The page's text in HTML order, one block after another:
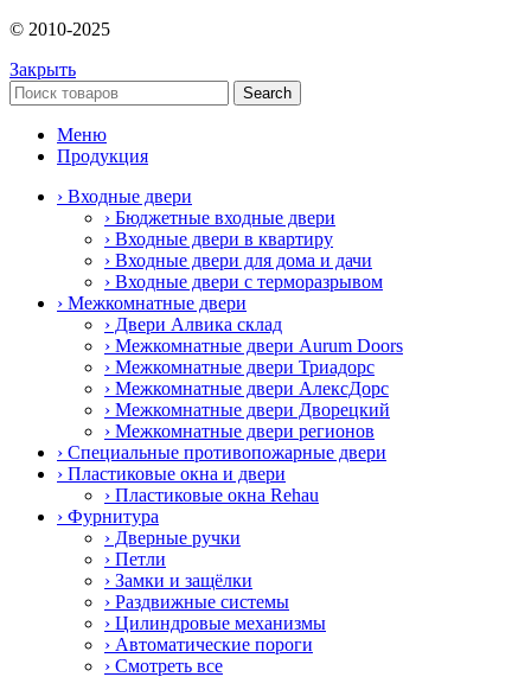
© 2010-2025
Закрыть
Search
Меню
Продукция
› Входные двери
› Бюджетные входные двери
› Входные двери в квартиру
› Входные двери для дома и дачи
› Входные двери с терморазрывом
› Межкомнатные двери
› Двери Алвика склад
› Межкомнатные двери Aurum Doors
› Межкомнатные двери Триадорс
› Межкомнатные двери АлексДорс
› Межкомнатные двери Дворецкий
› Межкомнатные двери регионов
› Специальные противопожарные двери
› Пластиковые окна и двери
› Пластиковые окна Rehau
› Фурнитура
› Дверные ручки
› Петли
› Замки и защёлки
› Раздвижные системы
› Цилиндровые механизмы
› Автоматические пороги
› Смотреть все